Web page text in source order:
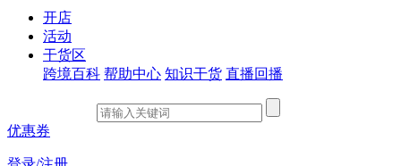
开店
活动
干货区
跨境百科 帮助中心 知识干货 直播回播
优惠券